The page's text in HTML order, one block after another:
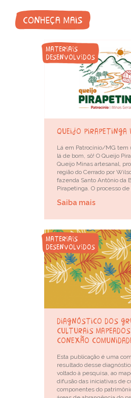
conheça mais
materiais
desenvolvidos
queijo pirapetinga
Lá em Patrocínio/MG tem
lá de bom, sô! O Queijo
Queijo Minas artesanal,
região do Cerrado por
fazenda Santo Antônio da
Pirapetinga. O processo
Saiba mais
materiais
desenvolvidos
diagnóstico dos
culturais
conexão
Esta publicação é uma
resultado desse
voltado à pesquisa, ao
difusão das iniciativas de
componentes do